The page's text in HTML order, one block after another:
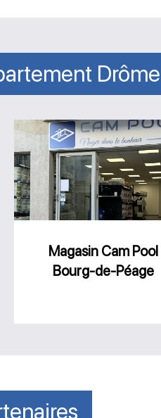
Magasin
Cam
Pool
Bourg-
de-
Péage
Magasin Cam Pool
Bourg-de-Péage